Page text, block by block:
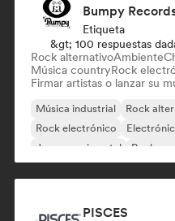
Bumpy
Etiqueta
&gt; 100 respuestas
Rock alternativoAmbiente
Música countryRock
Firmar artistas o lanzar su
Música industrial Rock
Rock electrónico
Jazz experimental
Rock
PISCES